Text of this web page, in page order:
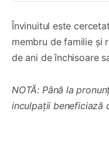
Învinuitul este
membru de familie și
de ani de închisoare
NOTĂ: Până la
inculpații beneficiază